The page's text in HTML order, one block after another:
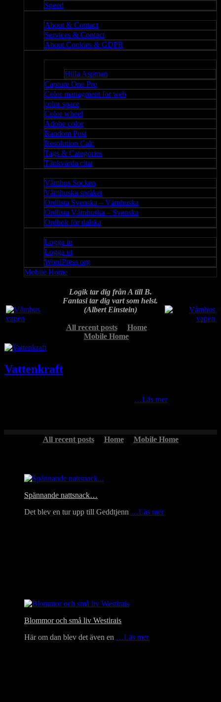
Speed
About & Contact
Services & Contact
About Cookies & GDPR
Hilla Aspman
Capture One Pro
Color managment for web
color space
Color wheel
Adobe color
Random Post
Resolution Calc
Tags & Categories
Tänkvärda citat
Våmhus Socken
Våmhuska språket
Ordlista Svenska – Våmhuska
Ordlista Våmhuska – Svenska
Ordbok för dalska
Logga in
Logga ut
WordPress org
Mobile Home
Logik tar dig från A till B.
Fantasi tar dig vart som helst.
(Albert Einstein)
All recent posts
Home
Mobile Home
Vattenkraft
…Läs mer
All recent posts Home Mobile Home
Spännande nattsnack…
Det blev en tur upp till Geddtjenn …Läs mer
Blommor och små liv Westirais
Här om dan blev det även en …Läs mer